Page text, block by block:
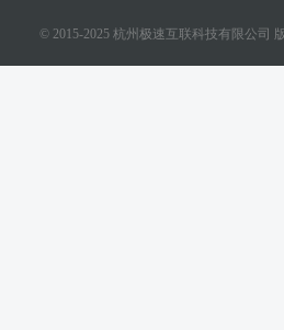
© 2015-2025 杭州极速互联科技有限公司